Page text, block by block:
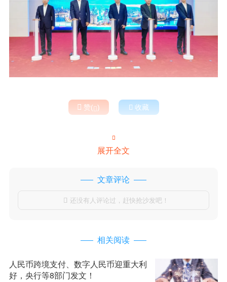
 赞()  收藏

展开全文
文章评论
 还没有人评论过，赶快抢沙发吧！
相关阅读
人民币跨境支付、数字人民币迎重大利
好，央行等8部门发文！